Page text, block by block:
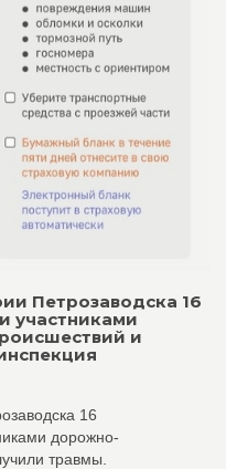
Петрозаводска 16
участниками
и
16
дорожно-
травмы.